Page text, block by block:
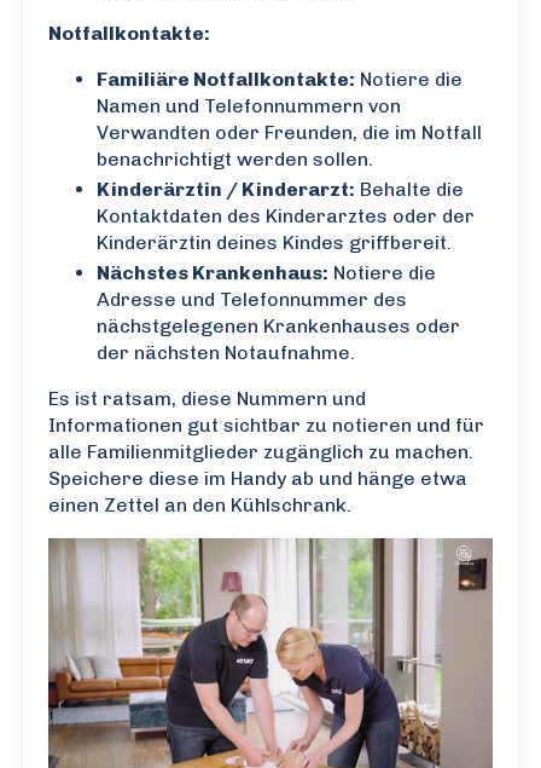
Notfallkontakte:
Familiäre Notfallkontakte: Notiere die
Namen und Telefonnummern von
Verwandten oder Freunden, die im Notfall
benachrichtigt werden sollen.
Kinderärztin / Kinderarzt: Behalte die
Kontaktdaten des Kinderarztes oder der
Kinderärztin deines Kindes griffbereit.
Nächstes Krankenhaus: Notiere die
Adresse und Telefonnummer des
nächstgelegenen Krankenhauses oder
der nächsten Notaufnahme.
Es ist ratsam, diese Nummern und
Informationen gut sichtbar zu notieren und für
alle Familienmitglieder zugänglich zu machen.
Speichere diese im Handy ab und hänge etwa
einen Zettel an den Kühlschrank.